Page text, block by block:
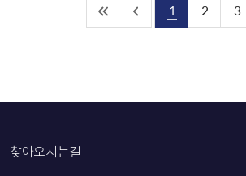
1 2 3
찾아오시는길